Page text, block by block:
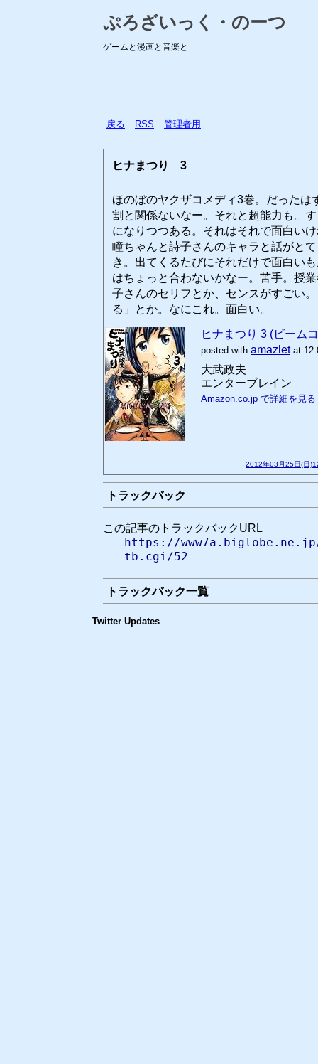
ぷろざいっく・のーつ
ゲームと漫画と音楽と
戻る RSS 管理者用
ヒナまつり 3
ほのぼのヤクザコメディ3巻。だったは
割と関係ないなー。それと超能力も。
になりつつある。それはそれで面白い
瞳ちゃんと詩子さんのキャラと話がと
き。出てくるたびにそれだけで面白い
はちょっと合わないかなー。苦手。授
子さんのセリフとか、センスがすごい
る」とか。なにこれ。面白い。
ヒナまつり 3 (ビーム
posted with amazletat
大武政夫
エンターブレイン
Amazon.co.jp で詳細を見る
2012年03月25日(日
トラックバック
この記事のトラックバックURL
https://
tb.cgi/52
トラックバック一覧
Twitter Updates